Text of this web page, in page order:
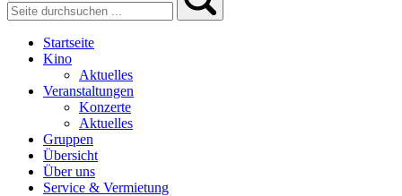
Startseite
Kino
Aktuelles
Veranstaltungen
Konzerte
Aktuelles
Gruppen
Übersicht
Über uns
Service & Vermietung